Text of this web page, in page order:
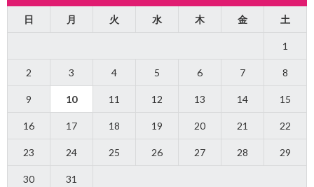
日 月 火 水 木 金 土
1
2 3 4 5 6 7 8
9 10 11 12 13 14 15
16 17 18 19 20 21 22
23 24 25 26 27 28 29
30 31